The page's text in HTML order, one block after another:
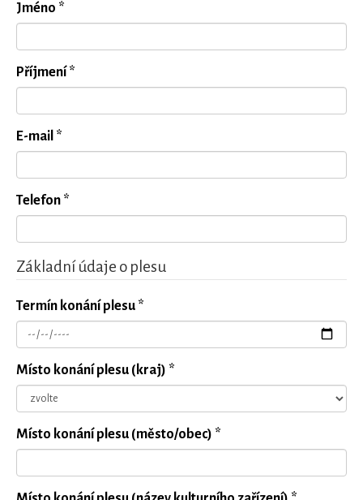
Jméno *
Příjmení *
E-mail *
Telefon *
Základní údaje o plesu
Termín konání plesu *
Místo konání plesu (kraj) *
Místo konání plesu (město/obec) *